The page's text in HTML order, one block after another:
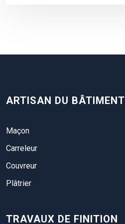
ARTISAN DU BÂTIMENT
Maçon
Carreleur
Couvreur
Plâtrier
TRAVAUX DE FINITION